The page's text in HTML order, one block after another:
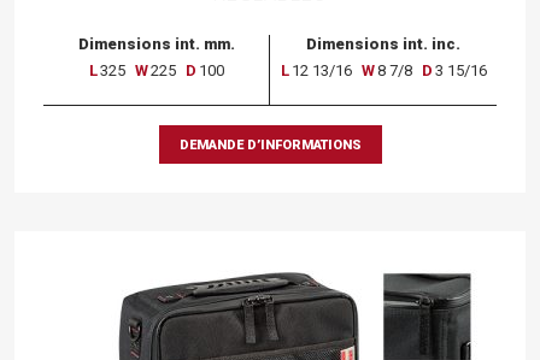
Dimensions int. mm.
L325 W225 D 100
Dimensions int. inc.
L 12 13/16 W8 7/8 D 3 15/16
DEMANDE D’INFORMATIONS